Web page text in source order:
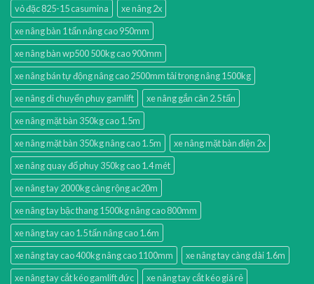
vỏ đặc 825-15 casumina
xe nâng 2x
xe nâng bàn 1 tấn nâng cao 950mm
xe nâng bàn wp500 500kg cao 900mm
xe nâng bán tự động nâng cao 2500mm tải trọng nâng 1500kg
xe nâng di chuyển phuy gamlift
xe nâng gắn cân 2.5 tấn
xe nâng mặt bàn 350kg cao 1.5m
xe nâng mặt bàn 350kg nâng cao 1.5m
xe nâng mặt bàn điện 2x
xe nâng quay đổ phuy 350kg cao 1.4 mét
xe nâng tay 2000kg càng rộng ac20m
xe nâng tay bậc thang 1500kg nâng cao 800mm
xe nâng tay cao 1.5 tấn nâng cao 1.6m
xe nâng tay cao 400kg nâng cao 1100mm
xe nâng tay càng dài 1.6m
xe nâng tay cắt kéo gamlift đức
xe nâng tay cắt kéo giá rẻ